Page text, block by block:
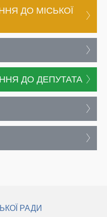
ДО МІСЬКОЇ
ДО ДЕПУТАТА
РАДИ